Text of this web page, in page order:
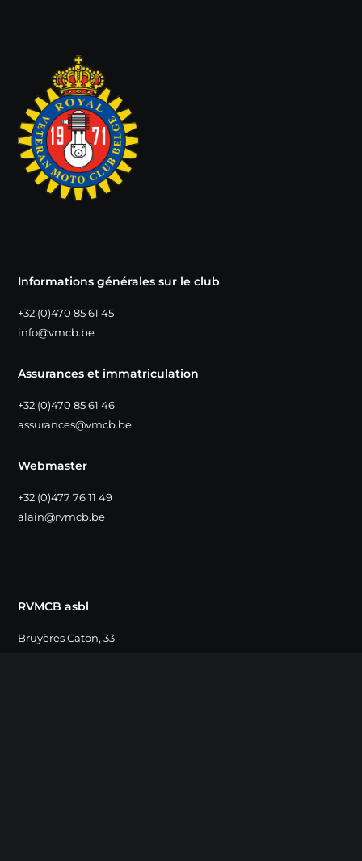
Informations générales sur le club
+32 (0)470 85 61 45
info@vmcb.be
Assurances et immatriculation
+32 (0)470 85 61 46
assurances@vmcb.be
Webmaster
+32 (0)477 76 11 49
alain@rvmcb.be
RVMCB asbl
Bruyères Caton, 33